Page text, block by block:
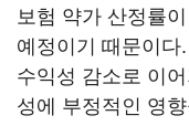
보험 약가 산정률
예정이기 때문이다
수익성 감소로 이
성에 부정적인 영